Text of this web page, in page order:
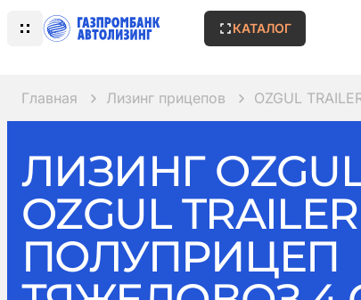
КАТАЛОГ
Главная Лизинг прицепов OZGUL
ЛИЗИНГ OZGUL
OZGUL
ПОЛУПРИЦЕП